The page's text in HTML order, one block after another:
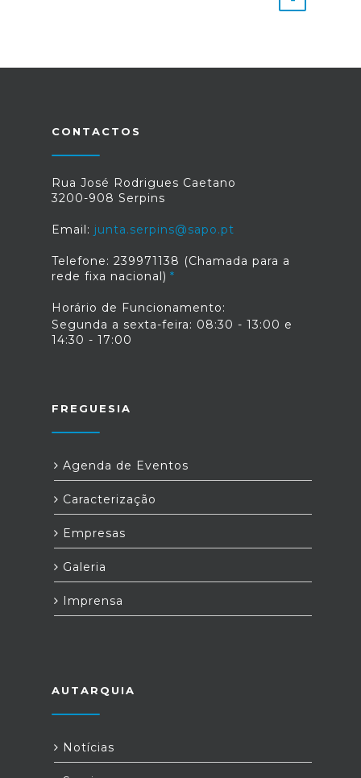
CONTACTOS
Rua José Rodrigues Caetano
3200-908 Serpins
Email: junta.serpins@sapo.pt
Telefone: 239971138 (Chamada para a
rede fixa nacional)
Horário de Funcionamento:
Segunda a sexta-feira: 08:30 - 13:00 e
14:30 - 17:00
FREGUESIA
Agenda de Eventos
Caracterização
Empresas
Galeria
Imprensa
AUTARQUIA
Notícias